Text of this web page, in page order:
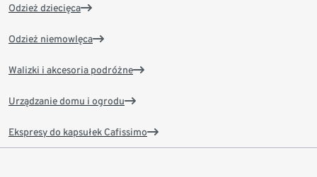
Odzież dziecięca
Odzież niemowlęca
Walizki i akcesoria podróżne
Urządzanie domu i ogrodu
Ekspresy do kapsułek Cafissimo